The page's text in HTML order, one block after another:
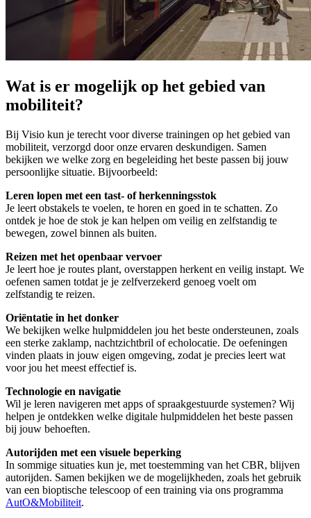
Wat is er mogelijk op het gebied van
mobiliteit?
Bij Visio kun je terecht voor diverse trainingen op het gebied van
mobiliteit, verzorgd door onze ervaren deskundigen. Samen
bekijken we welke zorg en begeleiding het beste passen bij jouw
persoonlijke situatie. Bijvoorbeeld:
Leren lopen met een tast- of herkenningsstok
Je leert obstakels te voelen, te horen en goed in te schatten. Zo
ontdek je hoe de stok je kan helpen om veilig en zelfstandig te
bewegen, zowel binnen als buiten.
Reizen met het openbaar vervoer
Je leert hoe je routes plant, overstappen herkent en veilig instapt. We
oefenen samen totdat je je zelfverzekerd genoeg voelt om
zelfstandig te reizen.
Oriëntatie in het donker
We bekijken welke hulpmiddelen jou het beste ondersteunen, zoals
een sterke zaklamp, nachtzichtbril of echolocatie. De oefeningen
vinden plaats in jouw eigen omgeving, zodat je precies leert wat
voor jou het meest effectief is.
Technologie en navigatie
Wil je leren navigeren met apps of spraakgestuurde systemen? Wij
helpen je ontdekken welke digitale hulpmiddelen het beste passen
bij jouw behoeften.
Autorijden met een visuele beperking
In sommige situaties kun je, met toestemming van het CBR, blijven
autorijden. Samen bekijken we de mogelijkheden, zoals het gebruik
van een bioptische telescoop of een training via ons programma
AutO&Mobiliteit.